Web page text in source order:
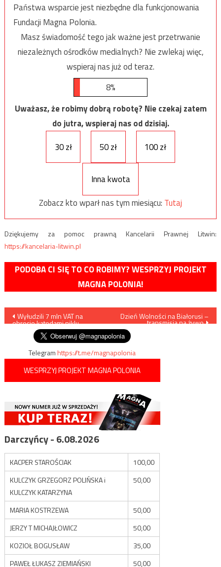
Państwa wsparcie jest niezbędne dla funkcjonowania
Fundacji Magna Polonia.
Masz świadomość tego jak ważne jest przetrwanie
niezależnych ośrodków medialnych? Nie zwlekaj więc,
wspieraj nas już od teraz.
8%
Uważasz, że robimy dobrą robotę? Nie czekaj zatem
do jutra, wspieraj nas od dzisiaj.
30 zł
50 zł 100 zł
Inna kwota
Zobacz kto wparł nas tym miesiącu: Tutaj
Dziękujemy za pomoc prawną Kancelarii Prawnej Litwin:
https://kancelaria-litwin.pl
PODOBA CI SIĘ TO CO ROBIMY? WESPRZYJ PROJEKT
MAGNA POLONIA!
Nawigacja
wpisu
Wyłudzili 7 mln VAT na
obrocie katodami niklu
Dzień Wolności na Białorusi –
transmisja na żywo
Telegramhttps://t.me/magnapolonia
WESPRZYJ PROJEKT MAGNA POLONIA
Darczyńcy - 6.08.2026
KACPER STAROŚCIAK
100,00
KULCZYK GRZEGORZ POLIŃSKA i
KULCZYK KATARZYNA
50,00
MARIA KOSTRZEWA
50,00
JERZY T MICHAJŁOWICZ
50,00
KOZIOŁ BOGUSŁAW
35,00
PAWEŁ ŁUKASZ ZIEMIAŃSKI
50,00